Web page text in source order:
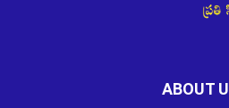
ABOUT